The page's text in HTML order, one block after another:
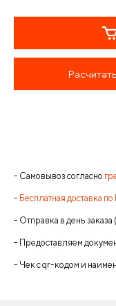
- Самовывоз согласно
- Бесплатная доставка
- Отправка в день
- Предоставляем
- Чек с qr-кодом и